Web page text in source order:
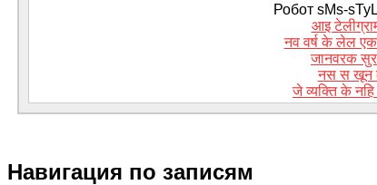
Робот sMs-
आइ
नव वर्ष के लेल
जानवरक
नस स खून
जे व्यक्ति के
Навигация по записям